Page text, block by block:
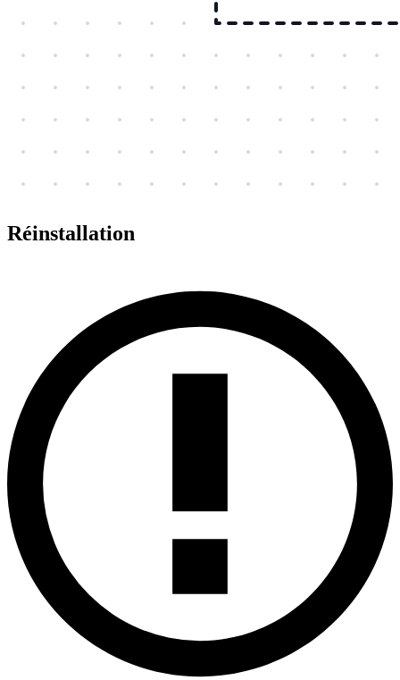
Réinstallation